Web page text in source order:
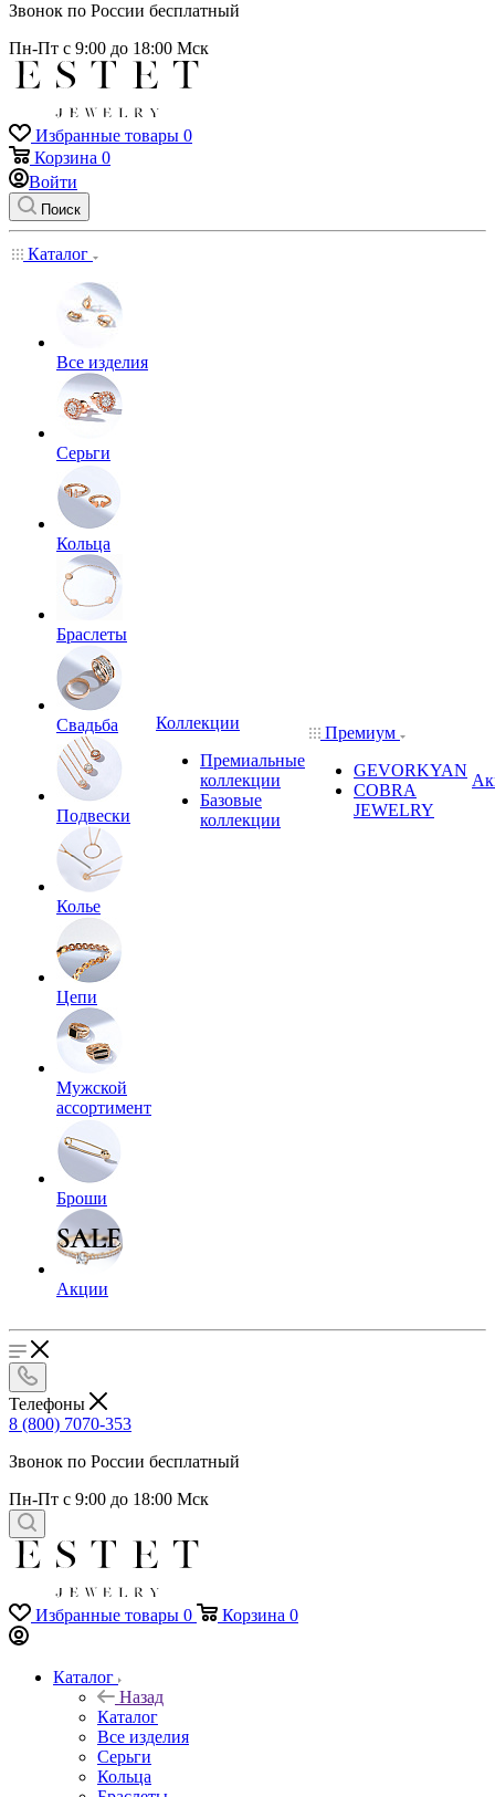
Звонок по России бесплатный
Пн-Пт с 9:00 до 18:00 Мск
Избранные товары 0
Корзина 0
Войти
Поиск
Каталог
Все изделия
Серьги
Кольца
Браслеты
Свадьба
Подвески
Колье
Цепи
Мужской
ассортимент
Броши
Акции
Коллекции
Премиальные
коллекции
Базовые
коллекции
Премиум
GEVORKYAN
COBRA
JEWELRY
Телефоны
8 (800) 7070-353
Звонок по России бесплатный
Пн-Пт с 9:00 до 18:00 Мск
Избранные товары 0 Корзина 0
Каталог
Назад
Каталог
Все изделия
Серьги
Кольца